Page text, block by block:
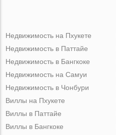
Недвижимость на Пхукете
Недвижимость в Паттайе
Недвижимость в Бангкоке
Недвижимость на Самуи
Недвижимость в Чонбури
Виллы на Пхукете
Виллы в Паттайе
Виллы в Бангкоке